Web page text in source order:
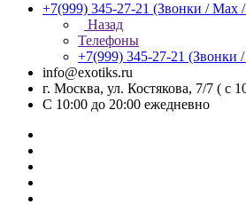
+7(999) 345-27-21 (Звонки / Max
Назад
Телефоны
+7(999) 345-27-21 (Звонки
info@exotiks.ru
г. Москва, ул. Костякова, 7/7 ( с
С 10:00 до 20:00 ежедневно